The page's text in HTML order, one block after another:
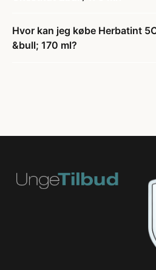
Hvor kan jeg købe Herbatint
&bull; 170 ml?